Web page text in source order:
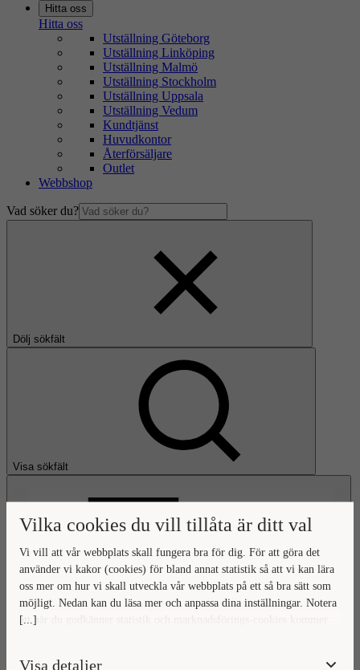
Vilka cookies du vill tillåta är ditt val
[...]
Vi vill att vår webbplats skall fungera bra för dig. För att göra det
använder vi kakor (cookies) för bland annat statistik så att vi kan lära
oss mer om hur vi skall utveckla vår webbplats på ett så bra sätt som
möjligt. Nedan kan du läsa mer och anpassa dina inställningar. Notera
att när du godkänner statistik och marknadsförings-cookies kommer
Visa detaljer
Hitta oss
Hitta oss
Utställning Göteborg
Utställning Linköping
Utställning Malmö
Utställning Stockholm
Utställning Uppsala
Utställning Vedum
Kundtjänst
Huvudkontor
Återförsäljare
Outlet
Webbshop
Vad söker du?
Dölj sökfält
Visa sökfält
Gå till startsidan